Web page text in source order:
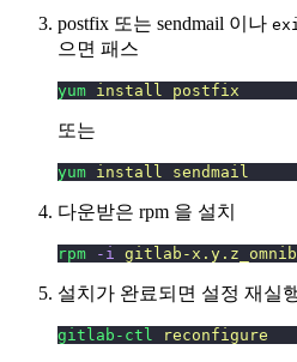
postfix 또는 sendmail 이나
으면 패스
yum install postfix
또는
yum install sendmail
다운받은 rpm 을 설치
rpm -i gitlab-
설치가 완료되면 설정 재실
gitlab-ctl reconfigure